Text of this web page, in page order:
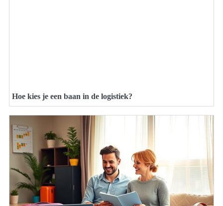
Hoe kies je een baan in de logistiek?